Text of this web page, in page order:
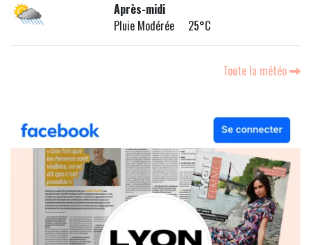
Après-midi
Pluie Modérée 25°C
Toute la météo